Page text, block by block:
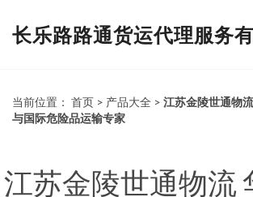
长乐路路通货运代理服务
当前位置： 首页 > 产品大全 > 江苏金陵世通物
与国际危险品运输专家
江苏金陵世通物流